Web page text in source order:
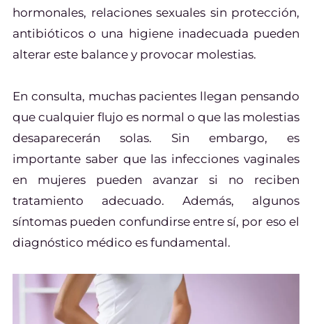
hormonales, relaciones sexuales sin protección,
antibióticos o una higiene inadecuada pueden
alterar este balance y provocar molestias.
En consulta, muchas pacientes llegan pensando
que cualquier flujo es normal o que las molestias
desaparecerán solas. Sin embargo, es
importante saber que las infecciones vaginales
en mujeres pueden avanzar si no reciben
tratamiento adecuado. Además, algunos
síntomas pueden confundirse entre sí, por eso el
diagnóstico médico es fundamental.